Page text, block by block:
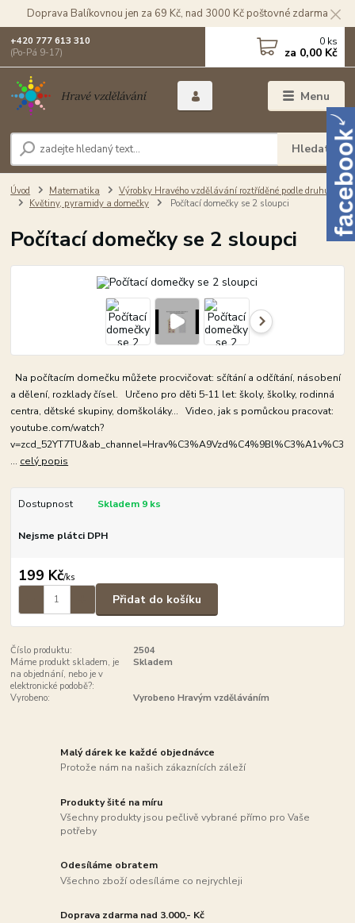
Doprava Balíkovnou jen za 69 Kč, nad 3000 Kč poštovné zdarma
Menu
Hledat
+420 777 613 310
(Po-Pá 9-17)
0 ks
za 0,00 Kč
Úvod Matematika
Výrobky Hravého vzdělávání roztříděné podle druhu
Květiny, pyramidy a domečky
Počítací domečky se 2 sloupci
Počítací domečky se 2 sloupci
Na počítacím domečku můžete procvičovat: sčítání a odčítání, násobení
a dělení, rozklady čísel. Určeno pro děti 5-11 let: školy, školky, rodinná
centra, dětské skupiny, domškoláky... Video, jak s pomůckou pracovat:
youtube.com/watch?
v=zcd_52YT7TU&ab_channel=Hrav%C3%A9Vzd%C4%9Bl%C3%A1v%C3
... celý popis
Dostupnost Skladem 9 ks
Nejsme plátci DPH
199 Kč/ks
Přidat do košíku
Číslo produktu:
2504
Máme produkt skladem, je
na objednání, nebo je v
elektronické podobě?:
Skladem
Vyrobeno: Vyrobeno Hravým vzděláváním
Malý dárek ke každé objednávce
Protože nám na našich zákaznících záleží
Produkty šité na míru
Všechny produkty jsou pečlivě vybrané přímo pro Vaše
potřeby
Odesíláme obratem
Všechno zboží odesíláme co nejrychleji
Doprava zdarma nad 3.000,- Kč